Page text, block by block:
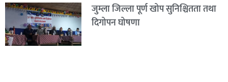
जुम्ला जिल्ला पूर्ण खोप सुनिश्चितता तथा
दिगोपन घोषणा